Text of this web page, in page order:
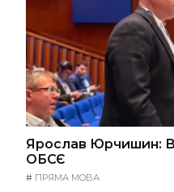
Ярослав Юрчишин:
ОБСЄ
# ПРЯМА МОВА